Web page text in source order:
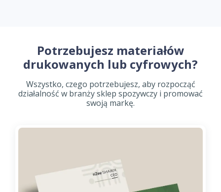
Potrzebujesz materiałów
drukowanych lub cyfrowych?
Wszystko, czego potrzebujesz, aby rozpocząć
działalność w branży sklep spozywczy i promować
swoją markę.